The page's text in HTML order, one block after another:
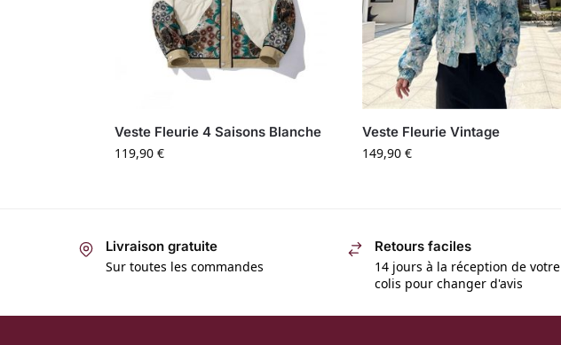
Veste Fleurie 4 Saisons Blanche
119,90 €
Veste Fleurie Vintage
149,90 €
Livraison gratuite
Sur toutes les commandes
Retours faciles
14 jours à la réception de votre
colis pour changer d'avis